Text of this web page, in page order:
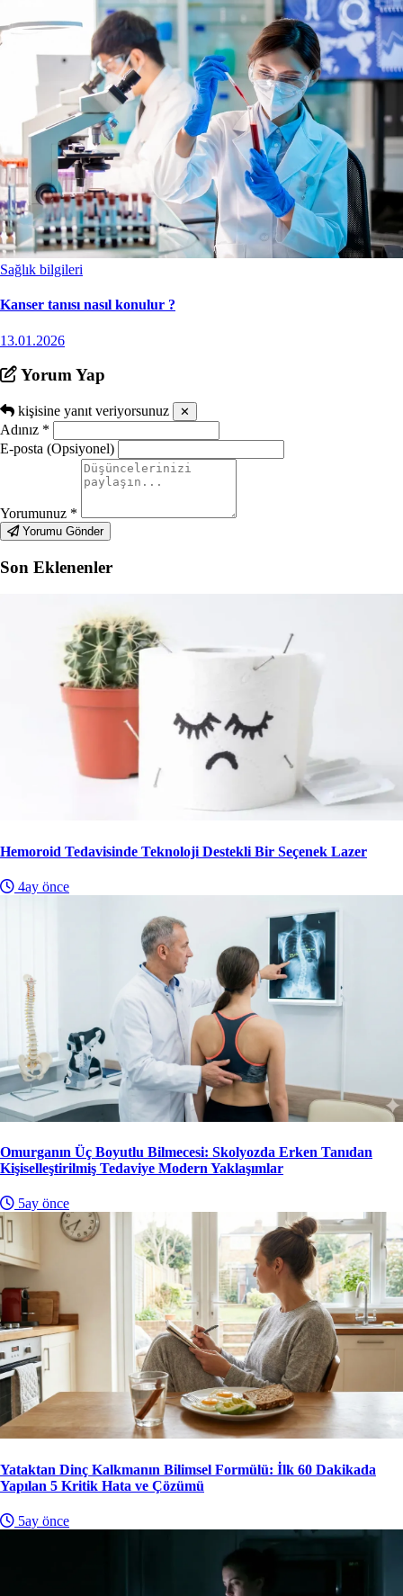
Sağlık bilgileri
Kanser tanısı nasıl konulur ?
13.01.2026
Yorum Yap
kişisine yanıt veriyorsunuz ✕
Adınız *
E-posta (Opsiyonel)
Yorumunuz *
Yorumu Gönder
Son Eklenenler
Hemoroid Tedavisinde Teknoloji Destekli Bir Seçenek Lazer
4ay önce
Omurganın Üç Boyutlu Bilmecesi: Skolyozda Erken Tanıdan
Kişiselleştirilmiş Tedaviye Modern Yaklaşımlar
5ay önce
Yataktan Dinç Kalkmanın Bilimsel Formülü: İlk 60 Dakikada
Yapılan 5 Kritik Hata ve Çözümü
5ay önce